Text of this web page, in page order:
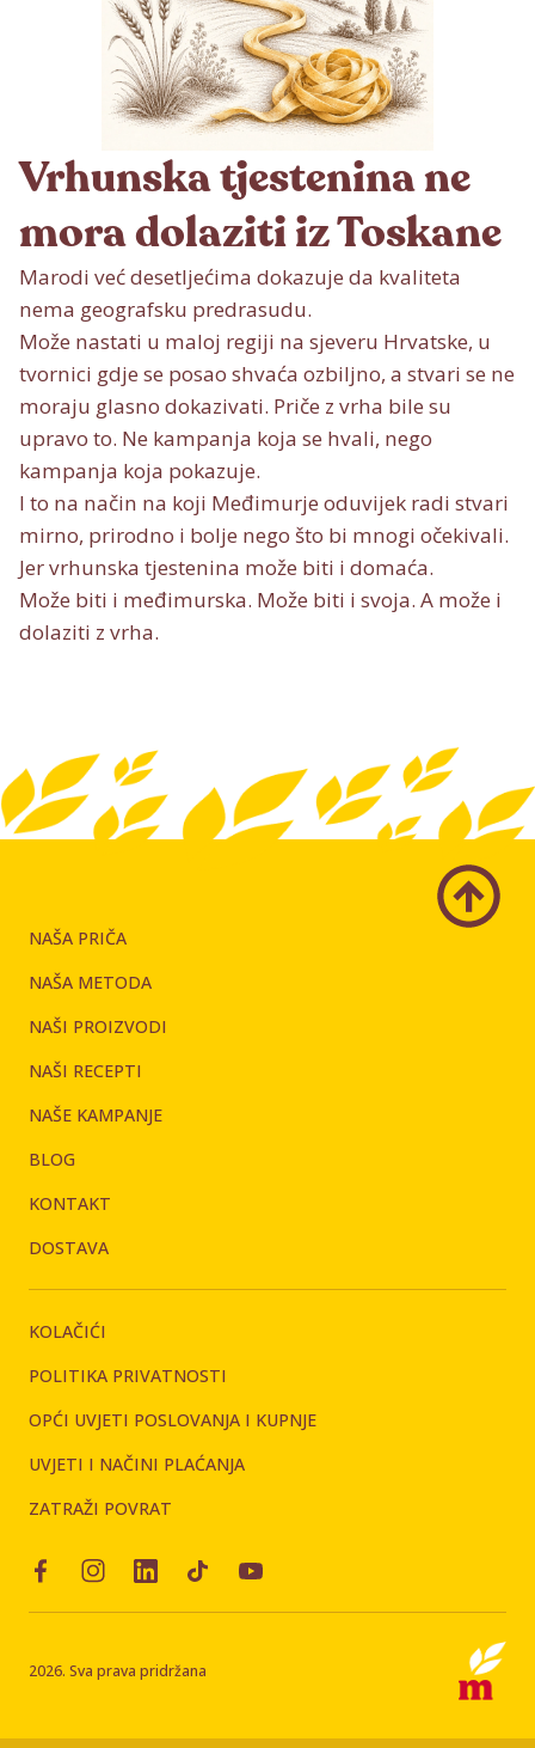
Vrhunska tjestenina ne
mora dolaziti iz Toskane
Marodi već desetljećima dokazuje da kvaliteta
nema geografsku predrasudu.
Može nastati u maloj regiji na sjeveru Hrvatske, u
tvornici gdje se posao shvaća ozbiljno, a stvari se ne
moraju glasno dokazivati. Priče z vrha bile su
upravo to. Ne kampanja koja se hvali, nego
kampanja koja pokazuje.
I to na način na koji Međimurje oduvijek radi stvari
mirno, prirodno i bolje nego što bi mnogi očekivali.
Jer vrhunska tjestenina može biti i domaća.
Može biti i međimurska. Može biti i svoja. A može i
dolaziti z vrha.
NAŠA PRIČA
NAŠA METODA
NAŠI PROIZVODI
NAŠI RECEPTI
NAŠE KAMPANJE
BLOG
KONTAKT
DOSTAVA
KOLAČIĆI
POLITIKA PRIVATNOSTI
OPĆI UVJETI POSLOVANJA I KUPNJE
UVJETI I NAČINI PLAĆANJA
ZATRAŽI POVRAT
2026. Sva prava pridržana